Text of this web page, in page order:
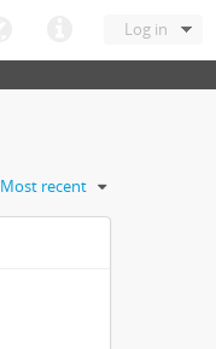
Log in
Most recent